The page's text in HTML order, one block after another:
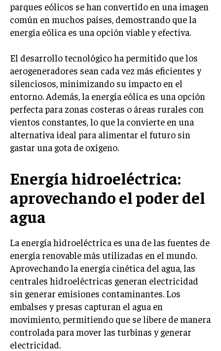
parques eólicos se han convertido en una imagen
común en muchos países, demostrando que la
energía eólica es una opción viable y efectiva.
El desarrollo tecnológico ha permitido que los
aerogeneradores sean cada vez más eficientes y
silenciosos, minimizando su impacto en el
entorno. Además, la energía eólica es una opción
perfecta para zonas costeras o áreas rurales con
vientos constantes, lo que la convierte en una
alternativa ideal para alimentar el futuro sin
gastar una gota de oxígeno.
Energía hidroeléctrica:
aprovechando el poder del
agua
La energía hidroeléctrica es una de las fuentes de
energía renovable más utilizadas en el mundo.
Aprovechando la energía cinética del agua, las
centrales hidroeléctricas generan electricidad
sin generar emisiones contaminantes. Los
embalses y presas capturan el agua en
movimiento, permitiendo que se libere de manera
controlada para mover las turbinas y generar
electricidad.